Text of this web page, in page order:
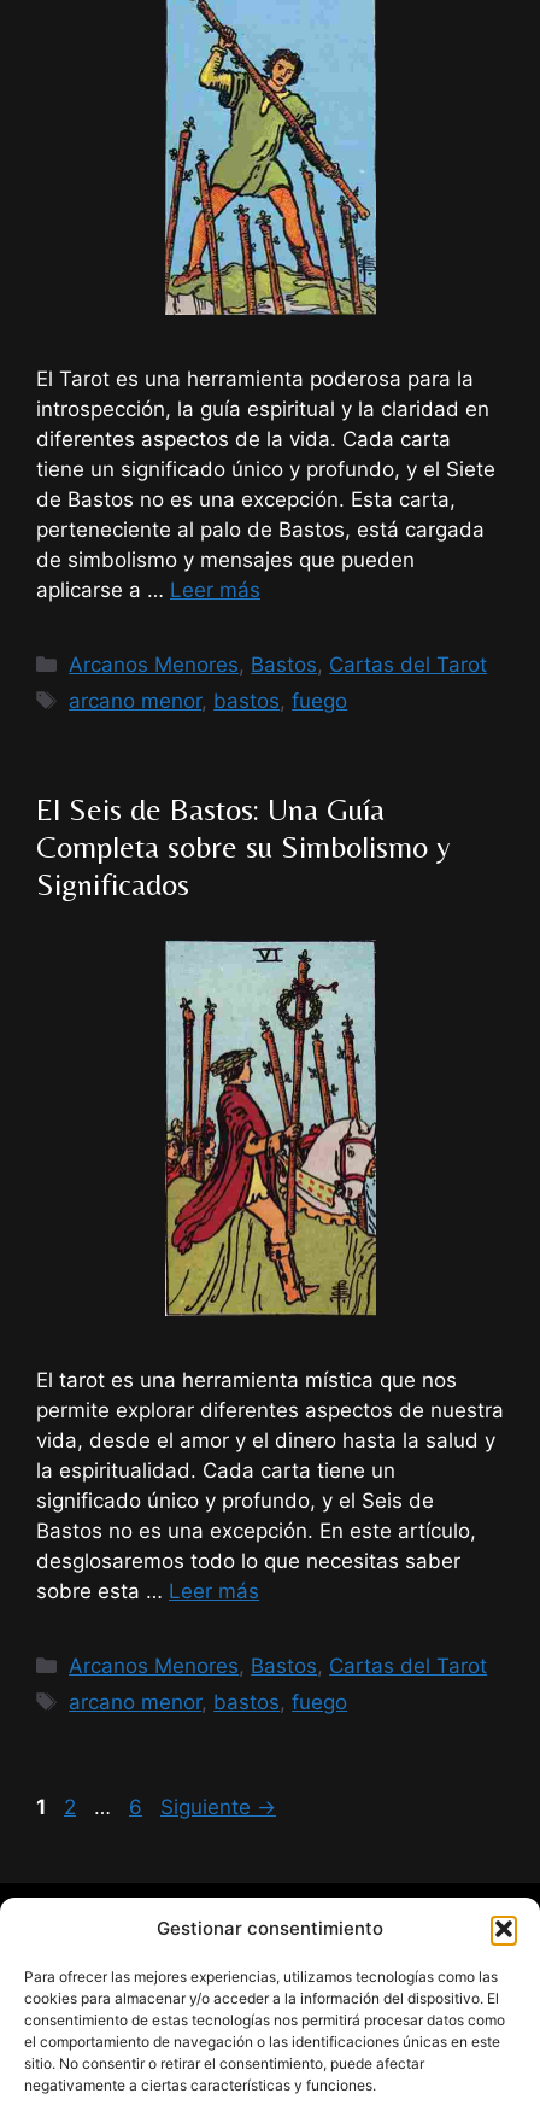
Gestionar consentimiento
Para ofrecer las mejores experiencias, utilizamos tecnologías como las
cookies para almacenar y/o acceder a la información del dispositivo. El
consentimiento de estas tecnologías nos permitirá procesar datos como
el comportamiento de navegación o las identificaciones únicas en este
sitio. No consentir o retirar el consentimiento, puede afectar
negativamente a ciertas características y funciones.
El Tarot es una herramienta poderosa para la
introspección, la guía espiritual y la claridad en
diferentes aspectos de la vida. Cada carta
tiene un significado único y profundo, y el Siete
de Bastos no es una excepción. Esta carta,
perteneciente al palo de Bastos, está cargada
de simbolismo y mensajes que pueden
aplicarse a … Leer más
Categorías
Arcanos Menores, Bastos, Cartas del Tarot
Etiquetas
arcano menor, bastos,fuego
El Seis de Bastos: Una Guía
Completa sobre su Simbolismo y
Significados
El tarot es una herramienta mística que nos
permite explorar diferentes aspectos de nuestra
vida, desde el amor y el dinero hasta la salud y
la espiritualidad. Cada carta tiene un
significado único y profundo, y el Seis de
Bastos no es una excepción. En este artículo,
desglosaremos todo lo que necesitas saber
sobre esta … Leer más
Categorías
Arcanos Menores, Bastos, Cartas del Tarot
Etiquetas
arcano menor, bastos,fuego
Página
1 Página
2 … Página
6 Siguiente →
Contacto
Páginas Legales